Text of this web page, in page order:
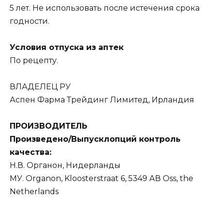
5 лет. Не использовать после истечения срока
годности.
Условия отпуска из аптек
По рецепту.
ВЛАДЕЛЕЦ РУ
Аспен Фарма Трейдинг Лимитед, Ирландия
ПРОИЗВОДИТЕЛЬ
Произведено/Выпусклопций контроль
качества:
Н.В. Органон, Нидерланды
МУ. Organon, Kloosterstraat 6, 5349 АВ Oss, the
Netherlands